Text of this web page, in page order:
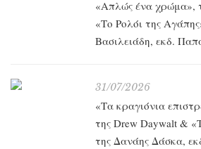
«Απλώς ένα χρώμα»,
«Το Ρολόι της
Βασιλειάδη, εκδ.
31/07/2026
«Τα κραγιόνια
της Drew Daywalt &
της Δανάης Δάσκα,